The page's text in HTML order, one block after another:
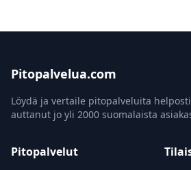
Pitopalvelua.com
Löydä ja vertaile pitopalveluita
auttanut jo yli 2000 suomalaista
Pitopalvelut